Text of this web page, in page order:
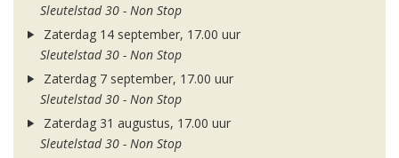
Sleutelstad 30 - Non Stop
Zaterdag 14 september, 17.00 uur
Sleutelstad 30 - Non Stop
Zaterdag 7 september, 17.00 uur
Sleutelstad 30 - Non Stop
Zaterdag 31 augustus, 17.00 uur
Sleutelstad 30 - Non Stop